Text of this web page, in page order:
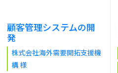
顧客管理システムの開
発
株式会社海外需要開拓支援機
構 様